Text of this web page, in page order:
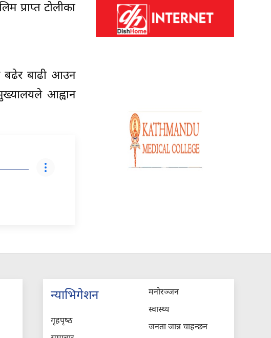
प्राप्त टोलीका
बढेर बाढी आउन
आह्वान
न्याभिगेशन
गृहपृष्‍ठ
मनोरञ्जन
स्वास्थ्य
जनता जान्न चाहन्छन